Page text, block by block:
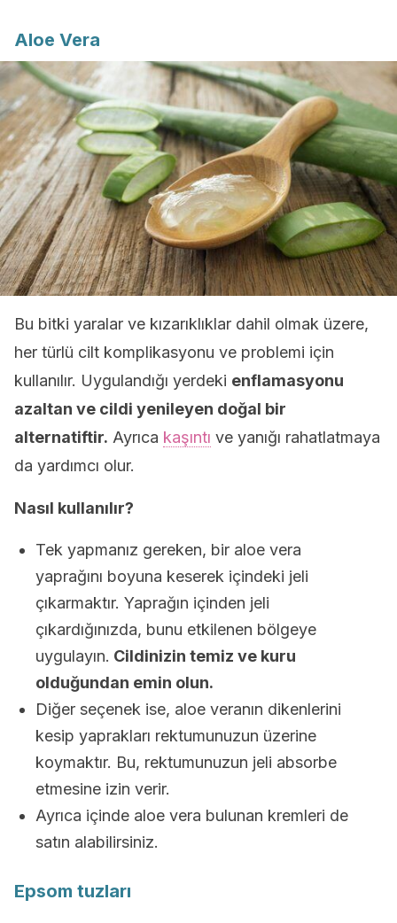
Aloe Vera
Bu bitki yaralar ve kızarıklıklar dahil olmak üzere,
her türlü cilt komplikasyonu ve problemi için
kullanılır. Uygulandığı yerdeki enflamasyonu
azaltan ve cildi yenileyen doğal bir
alternatiftir. Ayrıca kaşıntı ve yanığı rahatlatmaya
da yardımcı olur.
Nasıl kullanılır?
Tek yapmanız gereken, bir aloe vera
yaprağını boyuna keserek içindeki jeli
çıkarmaktır. Yaprağın içinden jeli
çıkardığınızda, bunu etkilenen bölgeye
uygulayın. Cildinizin temiz ve kuru
olduğundan emin olun.
Diğer seçenek ise, aloe veranın dikenlerini
kesip yaprakları rektumunuzun üzerine
koymaktır. Bu, rektumunuzun jeli absorbe
etmesine izin verir.
Ayrıca içinde aloe vera bulunan kremleri de
satın alabilirsiniz.
Epsom tuzları